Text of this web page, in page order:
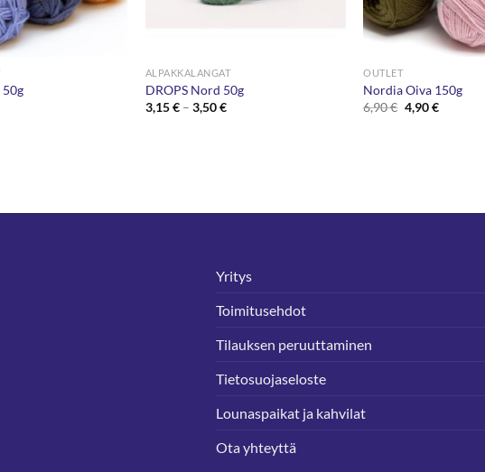
ALPAKKALANGAT
DROPS Nord 50g
3,15€ – 3,50€Hintaluokka:
OUTLET
Nordia Oiva 150g
6,90€ Alkuperäinen
hinta
4,90€Nykyinen
Yritys
Toimitusehdot
Tilauksen peruuttaminen
Tietosuojaseloste
Lounaspaikat ja kahvilat
Ota yhteyttä